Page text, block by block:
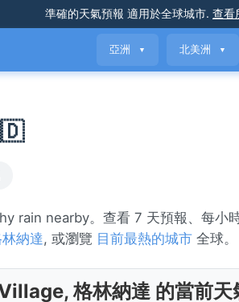
準確的天氣預報 適用於全球城市. 查看
亞洲 ▼ 北美洲 ▼
rain nearby。查看 7 天預報、每小
納達, 或瀏覽 目前最熱的城市 全球。
格林納達 的當前天